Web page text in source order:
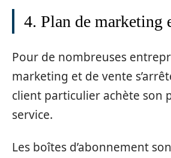
4. Plan de marketing
Pour de nombreuses
marketing et de vente
client particulier achète son
service.
Les boîtes d’abonnement